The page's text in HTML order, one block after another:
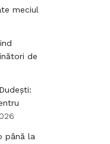
meciul
de
până la